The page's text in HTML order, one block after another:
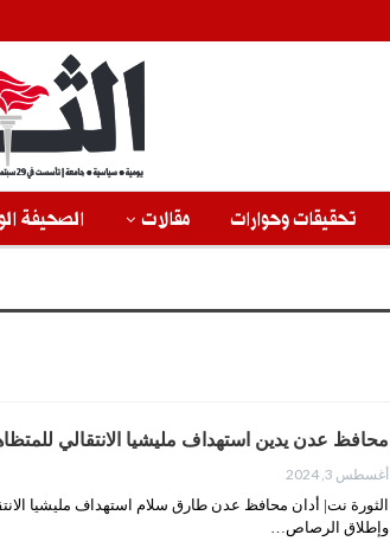
تحقيقات وحوارات مقالات الصحيفة
محافظ عدن يدين استهداف مليشيا الانتقالي
أغسطس 3, 2024
الثورة نت| أدان محافظ عدن طارق سلام استهداف مليشيا
وإطلاق الرصاص…